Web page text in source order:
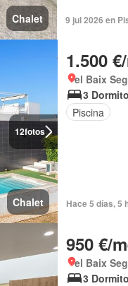
Chalet 9 jul 2026 en
12fotos
Chalet
1.500
el Baix
3
Piscina
Hace 5 días, 5
950 €/
el Baix
3